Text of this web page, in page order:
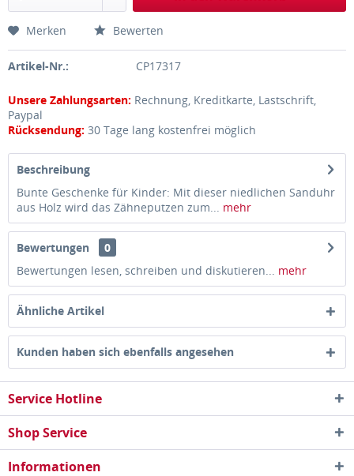
Merken Bewerten
Artikel-Nr.: CP17317
Unsere Zahlungsarten: Rechnung, Kreditkarte, Lastschrift,
Paypal
Rücksendung: 30 Tage lang kostenfrei möglich
Beschreibung
Bunte Geschenke für Kinder: Mit dieser niedlichen Sanduhr
aus Holz wird das Zähneputzen zum... mehr
Bewertungen
0
Bewertungen lesen, schreiben und diskutieren... mehr
Ähnliche Artikel
Kunden haben sich ebenfalls angesehen
Service Hotline
Shop Service
Informationen